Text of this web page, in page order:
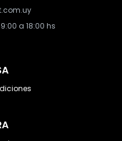
a 18:00 hs